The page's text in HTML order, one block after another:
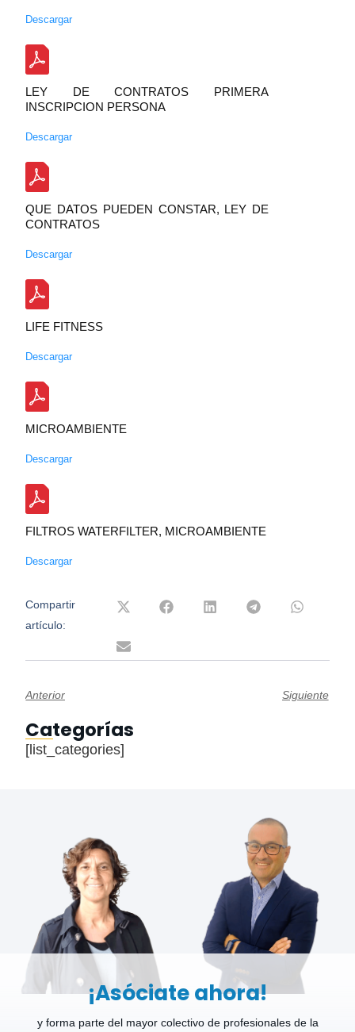
Descargar
LEY DE CONTRATOS PRIMERA
INSCRIPCION PERSONA
Descargar
QUE DATOS PUEDEN CONSTAR, LEY DE
CONTRATOS
Descargar
LIFE FITNESS
Descargar
MICROAMBIENTE
Descargar
FILTROS WATERFILTER, MICROAMBIENTE
Descargar
Compartir
artículo:
Anterior Siguiente
Categorías
[list_categories]
¡Asóciate ahora!
y forma parte del mayor colectivo de profesionales de la